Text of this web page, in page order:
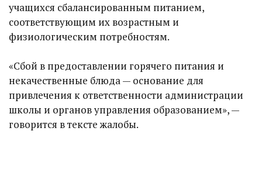
учащихся сбалансированным питанием,
соответствующим их возрастным и
физиологическим потребностям.
«Сбой в предоставлении горячего питания и
некачественные блюда — основание для
привлечения к ответственности администрации
школы и органов управления образованием», —
говорится в тексте жалобы.